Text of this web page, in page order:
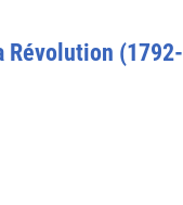
Révolution (1792-